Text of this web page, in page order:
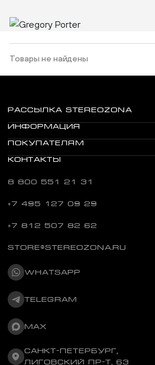
Товары не найдены
РАССЫЛКА STEREOZONA
ИНФОРМАЦИЯ
ПОКУПАТЕЛЯМ
КОНТАКТЫ
8 800 551 21 31
+7 495 127 09 29
+7 812 507 82 62
STORE@STEREOZONA.RU
WHATSAPP
TELEGRAM
MAX
САНКТ-ПЕТЕРБУРГ,
ЛИГОВСКИЙ ПР-Т, 63